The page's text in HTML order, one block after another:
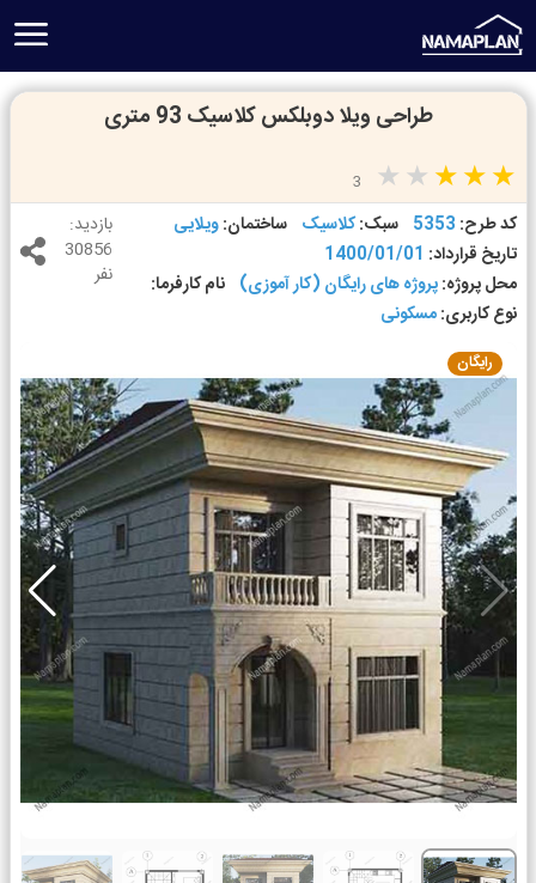
طراحی ویلا دوبلکس کلاسیک 93 متری
3
کد طرح: 5353 سبک:کلاسیک ساختمان:ویلایی
تاریخ قرارداد: 1400/01/01
محل پروژه:پروژه های رایگان (کار آموزی) نام کارفرما:
نوع کاربری:مسکونی
بازدید:
30856
نفر
رایگان